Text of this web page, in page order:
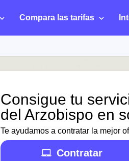
Compara las tarifas
Consigue tu
del Arzobispo en
Te ayudamos a contratar la mejor
Contratar